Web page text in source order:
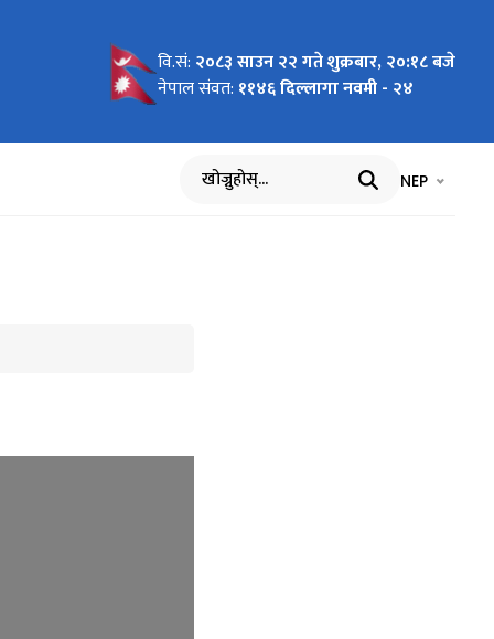
वि.सं: २०८३ साउन २२ गते शुक्रबार, २०:१८ बजे
नेपाल संवत: ११४६ दिल्लागा नवमी - २४
खोज्नुहोस् भाषा चयन
NEP